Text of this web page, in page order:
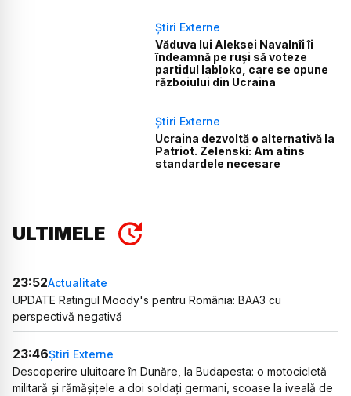
Știri Externe
Văduva lui Aleksei Navalnîi îi
îndeamnă pe ruși să voteze
partidul Iabloko, care se opune
războiului din Ucraina
Știri Externe
Ucraina dezvoltă o alternativă la
Patriot. Zelenski: Am atins
standardele necesare
ULTIMELE
23:52Actualitate
UPDATE Ratingul Moody's pentru România: BAA3 cu
perspectivă negativă
23:46Știri Externe
Descoperire uluitoare în Dunăre, la Budapesta: o motocicletă
militară și rămășițele a doi soldați germani, scoase la iveală de